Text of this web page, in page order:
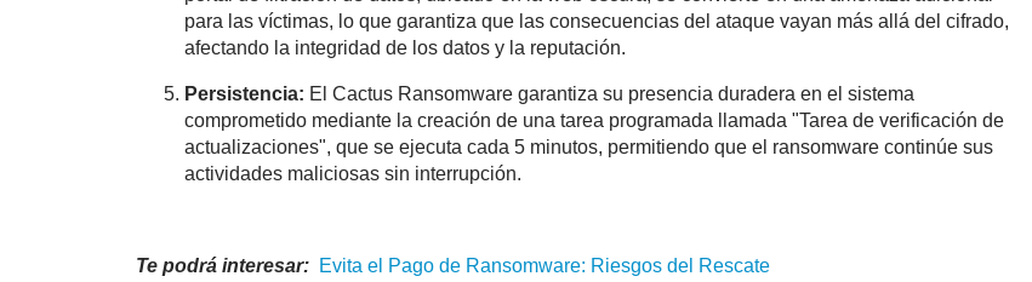
para las víctimas, lo que garantiza que las consecuencias del ataque vayan más allá del cifrado,
afectando la integridad de los datos y la reputación.
Persistencia: El Cactus Ransomware garantiza su presencia duradera en el sistema
comprometido mediante la creación de una tarea programada llamada "Tarea de verificación de
actualizaciones", que se ejecuta cada 5 minutos, permitiendo que el ransomware continúe sus
actividades maliciosas sin interrupción.
Te podrá interesar: Evita el Pago de Ransomware: Riesgos del Rescate